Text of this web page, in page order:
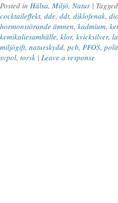
Posted in Hälsa, Miljö, Natur | Tagged
cocktaileffekt, dde, ddt, diklofenak,
hormonstörande ämnen, kadmium,
kemikaliesamhälle, klor, kvicksilver,
miljögift, naturskydd, pcb, PFOS,
svpol, torsk | Leave a response